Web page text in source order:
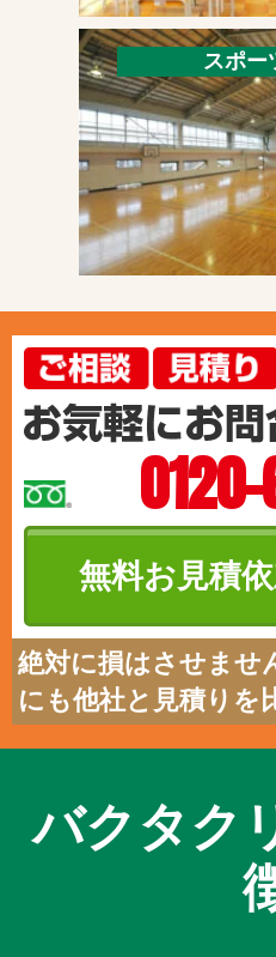
スポー
無料お見積
絶対に損はさせませ
にも他社と見積りを
バクタク